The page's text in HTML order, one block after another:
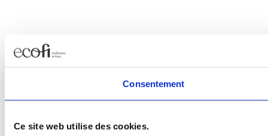
Consentement
Ce site web utilise des cookies.